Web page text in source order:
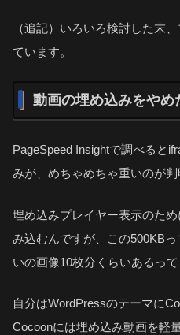
（追記）いろいろ検討した末
ています。
動画の埋め込みをやめ
PageSpeed Insightで調べると
みが、めちゃめちゃ重いのが判
埋め込みプレイヤー表示のた
み込むんですが、この500KB
いの画像10枚分くらいあるって
自分はWordPressのテーマに
Cocoonには埋め込み動画を軽